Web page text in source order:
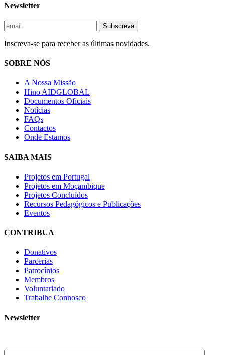
Newsletter
Inscreva-se para receber as últimas novidades.
SOBRE NÓS
A Nossa Missão
Hino AIDGLOBAL
Documentos Oficiais
Notícias
FAQs
Contactos
Onde Estamos
SAIBA MAIS
Projetos em Portugal
Projetos em Moçambique
Projetos Concluídos
Recursos Pedagógicos e Publicações
Eventos
CONTRIBUA
Donativos
Parcerias
Patrocínios
Membros
Voluntariado
Trabalhe Connosco
Newsletter